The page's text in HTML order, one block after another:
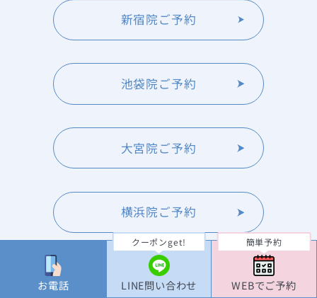
お電話
クーポンget!
LINE問い合わせ
簡単予約
WEBでご予約
新宿院ご予約
池袋院ご予約
大宮院ご予約
横浜院ご予約
TOP